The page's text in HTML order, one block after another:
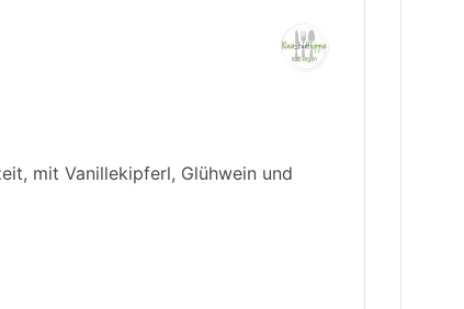
mit Vanillekipferl, Glühwein und